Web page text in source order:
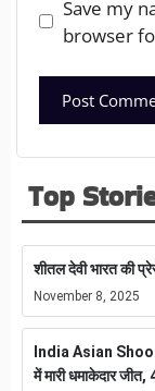
Save my
browser
Top
शीतल देवी भारत की
November 8, 2025
India Asian
में मारी धमाकेदार